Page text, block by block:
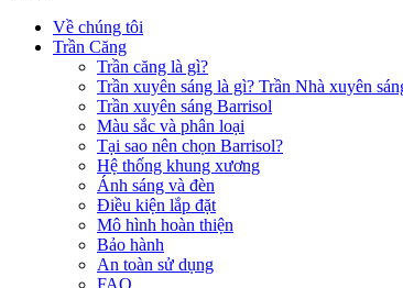
Về chúng tôi
Trần Căng
Trần căng là gì?
Trần xuyên sáng là gì? Trần Nhà xuyên
Trần xuyên sáng Barrisol
Màu sắc và phân loại
Tại sao nên chọn Barrisol?
Hệ thống khung xương
Ánh sáng và đèn
Điều kiện lắp đặt
Mô hình hoàn thiện
Bảo hành
An toàn sử dụng
FAQ